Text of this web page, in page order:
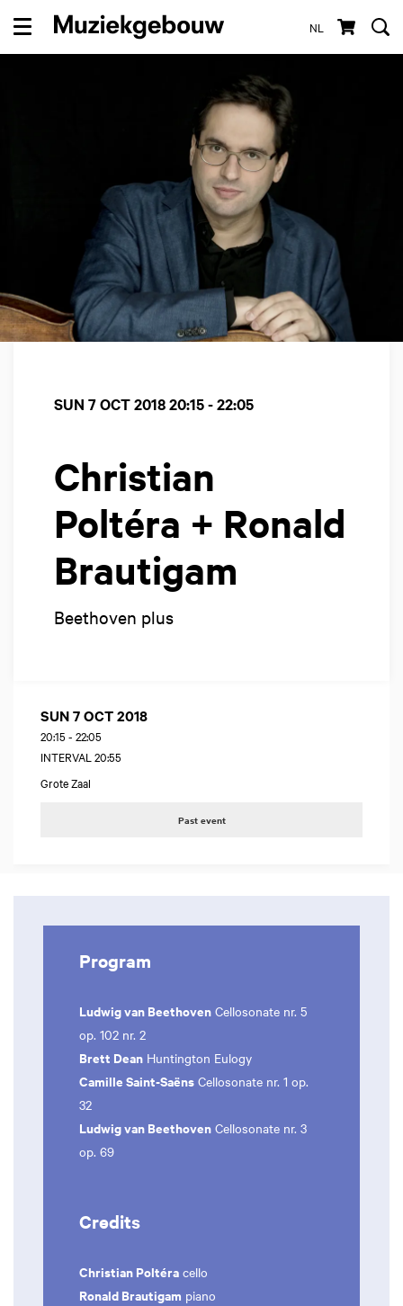
NL
Menu
Christian
Poltéra + Ronald
Brautigam
Beethoven plus
SUN 7 OCT 201820:15 - 22:05
SUN 7 OCT 2018
20:15 - 22:05
INTERVAL 20:55
Grote Zaal
Past event
Program
Ludwig van Beethoven Cellosonate nr. 5
op. 102 nr. 2
Brett Dean Huntington Eulogy
Camille Saint-Saëns Cellosonate nr. 1 op.
32
Ludwig van Beethoven Cellosonate nr. 3
op. 69
Credits
Christian Poltéra cello
Ronald Brautigam piano